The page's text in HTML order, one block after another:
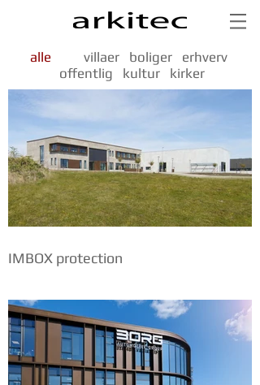
alle villaer boliger
erhverv
offentlig
kultur kirker
IMBOX protection